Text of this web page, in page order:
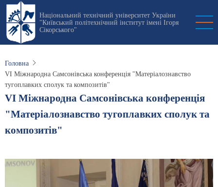
Перейти
основного
вмісту
Національний технічний університет України
"Київський політехнічний інститут імені Ігоря
Сікорського"
Головна
VI Міжнародна Самсонівська конференція "Матеріалознавство
тугоплавких сполук та композитів"
VI Міжнародна Самсонівська конференція
"Матеріалознавство тугоплавких сполук та
композитів"